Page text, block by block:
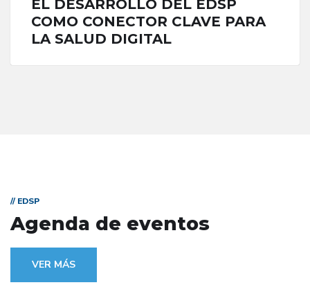
EL DESARROLLO DEL EDSP
COMO CONECTOR CLAVE PARA
LA SALUD DIGITAL
// EDSP
Agenda de eventos
VER MÁS